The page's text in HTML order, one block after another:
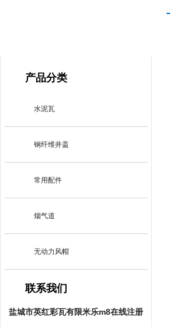
产品分类
水泥瓦
钢纤维井盖
常用配件
烟气道
无动力风帽
联系我们
盐城市英红彩瓦有限米乐m8在线注册